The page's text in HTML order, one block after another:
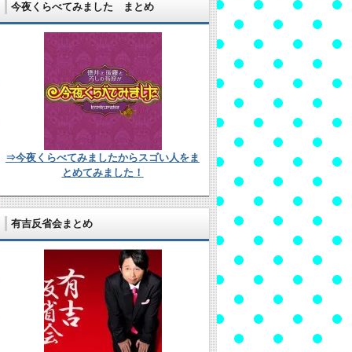
今夜くらべてみました まとめ
⇒今夜くらべてみましたからスゴい人をま
とめてみました！
有吉反省会まとめ